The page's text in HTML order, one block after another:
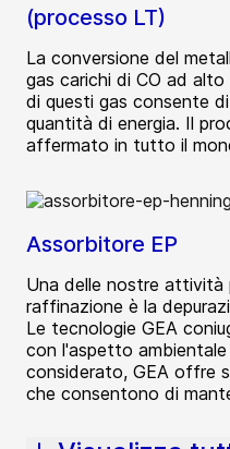
(processo LT)
La conversione del
gas carichi di CO ad
di questi gas consente
quantità di energia. Il
affermato in tutto il
Assorbitore EP
Una delle nostre attività
raffinazione è la
Le tecnologie GEA
con l'aspetto ambientale
considerato, GEA offre
che consentono di